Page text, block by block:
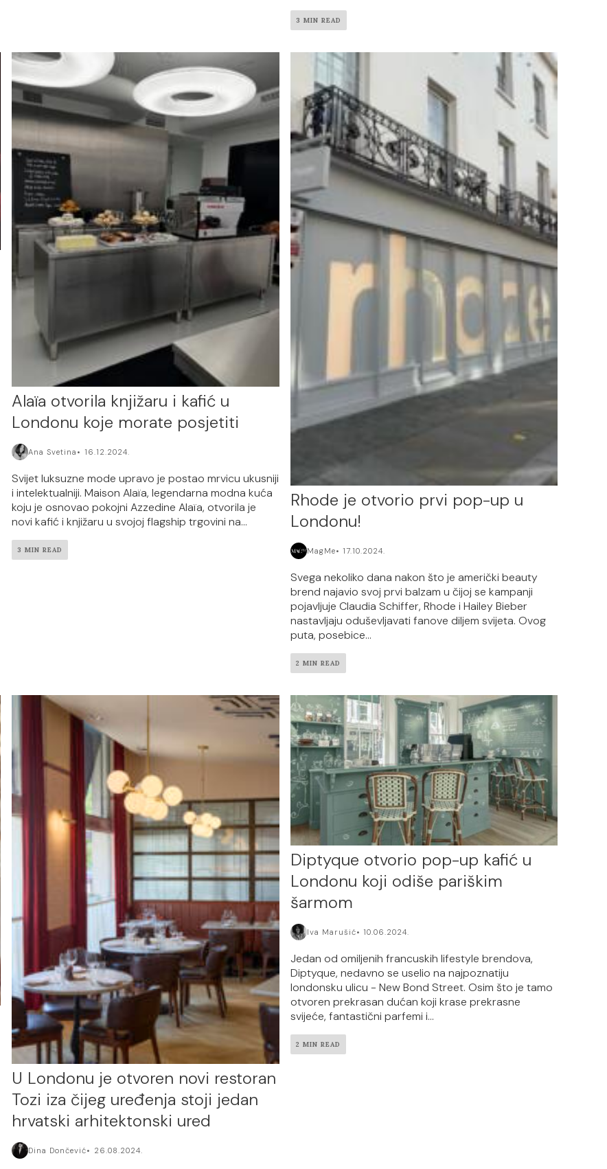
3 MIN READ
Alaïa otvorila knjižaru i kafić u
Londonu koje morate posjetiti
Ana Svetina 16.12.2024.
Svijet luksuzne mode upravo je postao mrvicu ukusniji
i intelektualniji. Maison Alaïa, legendarna modna kuća
koju je osnovao pokojni Azzedine Alaïa, otvorila je
novi kafić i knjižaru u svojoj flagship trgovini na...
3 MIN READ
Rhode je otvorio prvi pop-up u
Londonu!
MagMe 17.10.2024.
Svega nekoliko dana nakon što je američki beauty
brend najavio svoj prvi balzam u čijoj se kampanji
pojavljuje Claudia Schiffer, Rhode i Hailey Bieber
nastavljaju oduševljavati fanove diljem svijeta. Ovog
puta, posebice...
2 MIN READ
U Londonu je otvoren novi restoran
Tozi iza čijeg uređenja stoji jedan
hrvatski arhitektonski ured
Dina Dončević 26.08.2024.
Diptyque otvorio pop-up kafić u
Londonu koji odiše pariškim
šarmom
Iva Marušić 10.06.2024.
Jedan od omiljenih francuskih lifestyle brendova,
Diptyque, nedavno se uselio na najpoznatiju
londonsku ulicu - New Bond Street. Osim što je tamo
otvoren prekrasan dućan koji krase prekrasne
svijeće, fantastični parfemi i...
2 MIN READ